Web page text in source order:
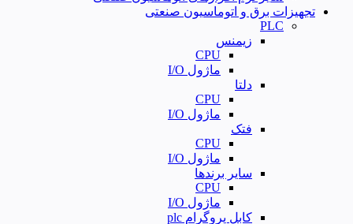
تجهیزات برق و اتوماسیون صنعتی
PLC
زیمنس
CPU
ماژول I/O
دلتا
CPU
ماژول I/O
فتک
CPU
ماژول I/O
سایر برندها
CPU
ماژول I/O
کابل پروگرام plc